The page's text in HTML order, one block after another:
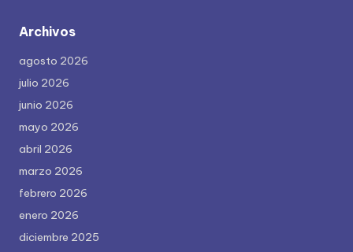
Archivos
agosto 2026
julio 2026
junio 2026
mayo 2026
abril 2026
marzo 2026
febrero 2026
enero 2026
diciembre 2025